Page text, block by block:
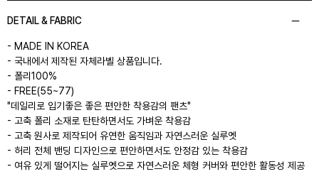
DETAIL & FABRIC
- MADE IN KOREA
- 국내에서 제작된 자체라벨 상품입니다.
- 폴리100%
- FREE(55~77)
"데일리로 입기좋은 좋은 편안한 착용감의 팬츠"
- 고축 폴리 소재로 탄탄하면서도 가벼운 착용감
- 고축 원사로 제작되어 유연한 움직임과 자연스러운 실루엣
- 허리 전체 밴딩 디자인으로 편안하면서도 안정감 있는 착용감
- 여유 있게 떨어지는 실루엣으로 자연스러운 체형 커버와 편안한 활동성 제공